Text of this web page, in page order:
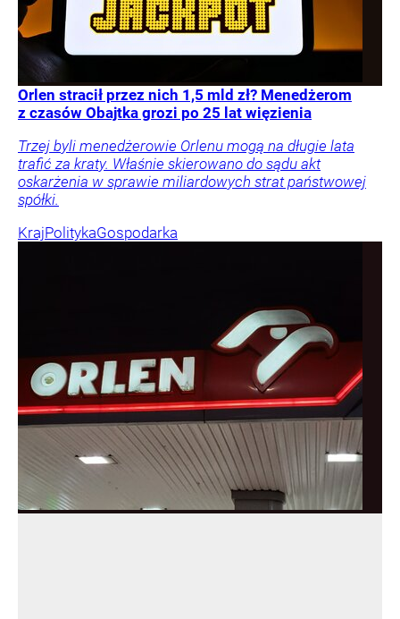
Orlen stracił przez nich 1,5 mld zł? Menedżerom
z czasów Obajtka grozi po 25 lat więzienia
Trzej byli menedżerowie Orlenu mogą na długie lata
trafić za kraty. Właśnie skierowano do sądu akt
oskarżenia w sprawie miliardowych strat państwowej
spółki.
KrajPolitykaGospodarka